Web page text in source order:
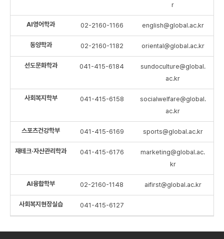
r
AI영어학과 02-2160-1166 english@global.ac.kr
동양학과 02-2160-1182 oriental@global.ac.kr
선도문화학과 041-415-6184
sundoculture@global.
ac.kr
사회복지학부 041-415-6158
socialwelfare@global.
ac.kr
스포츠건강학부 041-415-6169 sports@global.ac.kr
재테크·자산관리학과 041-415-6176
marketing@global.ac.
kr
AI융합학부 02-2160-1148 aifirst@global.ac.kr
사회복지현장실습 041-415-6127